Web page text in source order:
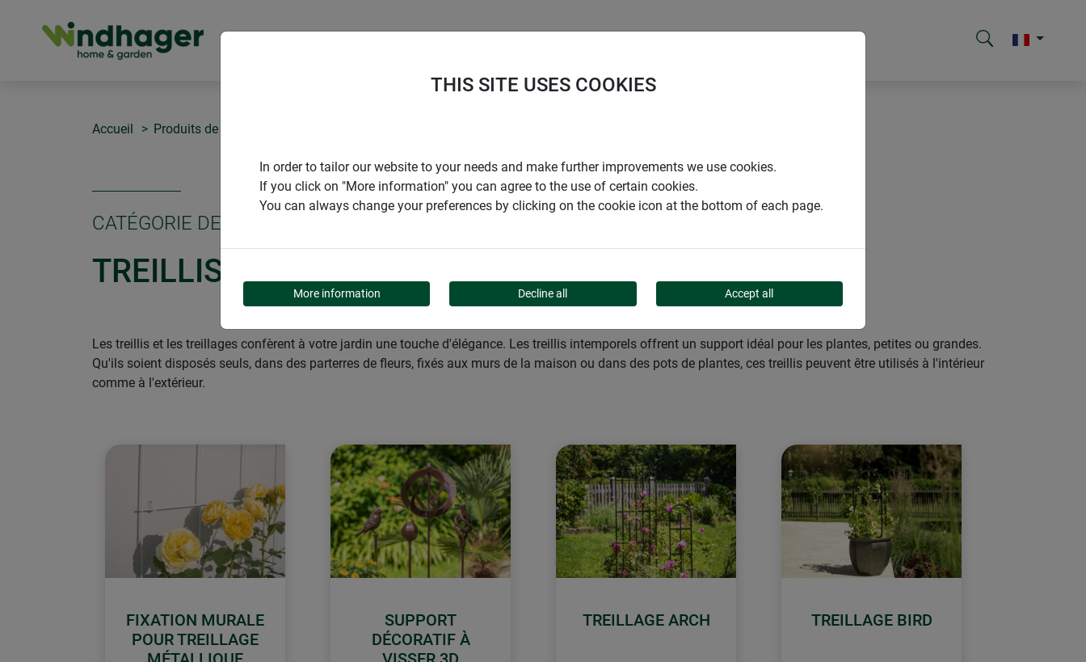
Accueil Produits de Windhager Home & Garden
CATÉGORIE DE PRODUITS
TREILLIS
Les treillis et les treillages confèrent à votre jardin une touche d'élégance. Les treillis intemporels offrent un support idéal pour les plantes, petites ou grandes.
Qu'ils soient disposés seuls, dans des parterres de fleurs, fixés aux murs de la maison ou dans des pots de plantes, ces treillis peuvent être utilisés à l'intérieur
comme à l'extérieur.
FIXATION MURALE
POUR TREILLAGE
SUPPORT
DÉCORATIF À
TREILLAGE ARCH TREILLAGE BIRD
THIS SITE USES COOKIES
In order to tailor our website to your needs and make further improvements we use cookies.
If you click on "More information" you can agree to the use of certain cookies.
You can always change your preferences by clicking on the cookie icon at the bottom of each page.
More information Decline all Accept all